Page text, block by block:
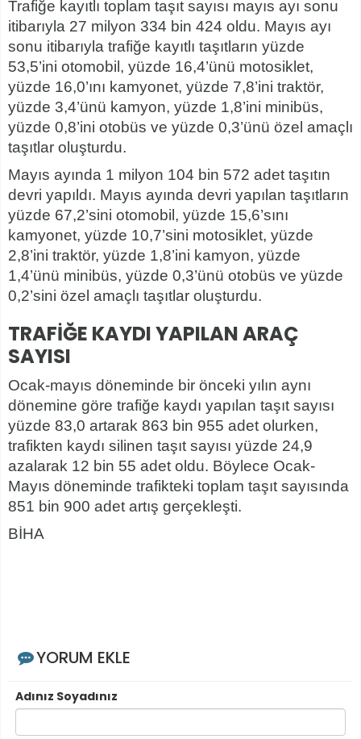
Trafiğe kayıtlı toplam taşıt sayısı mayıs ayı sonu
itibarıyla 27 milyon 334 bin 424 oldu. Mayıs ayı
sonu itibarıyla trafiğe kayıtlı taşıtların yüzde
53,5’ini otomobil, yüzde 16,4’ünü motosiklet,
yüzde 16,0’ını kamyonet, yüzde 7,8’ini traktör,
yüzde 3,4’ünü kamyon, yüzde 1,8’ini minibüs,
yüzde 0,8’ini otobüs ve yüzde 0,3’ünü özel amaçlı
taşıtlar oluşturdu.
Mayıs ayında 1 milyon 104 bin 572 adet taşıtın
devri yapıldı. Mayıs ayında devri yapılan taşıtların
yüzde 67,2’sini otomobil, yüzde 15,6’sını
kamyonet, yüzde 10,7’sini motosiklet, yüzde
2,8’ini traktör, yüzde 1,8’ini kamyon, yüzde
1,4’ünü minibüs, yüzde 0,3’ünü otobüs ve yüzde
0,2’sini özel amaçlı taşıtlar oluşturdu.
TRAFİĞE KAYDI YAPILAN ARAÇ
SAYISI
Ocak-mayıs döneminde bir önceki yılın aynı
dönemine göre trafiğe kaydı yapılan taşıt sayısı
yüzde 83,0 artarak 863 bin 955 adet olurken,
trafikten kaydı silinen taşıt sayısı yüzde 24,9
azalarak 12 bin 55 adet oldu. Böylece Ocak-
Mayıs döneminde trafikteki toplam taşıt sayısında
851 bin 900 adet artış gerçekleşti.
BİHA
YORUM EKLE
Adınız Soyadınız